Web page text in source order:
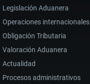
Legislación Aduanera
Operaciones internacionales
Obligación Tributaria
Valoración Aduanera
Actualidad
Procesos administrativos